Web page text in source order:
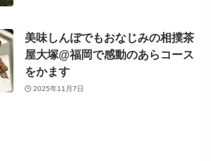
美味しんぼでもおなじみの相撲茶
屋大塚@福岡で感動のあらコース
をかます
2025年11月7日